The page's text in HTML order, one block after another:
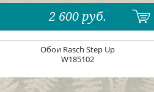
2 600 руб.
Обои Rasch Step Up
W185102